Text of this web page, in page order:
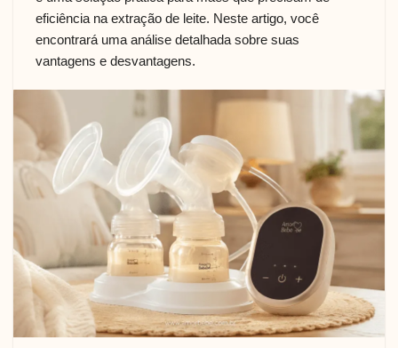
eficiência na extração de leite. Neste artigo, você
encontrará uma análise detalhada sobre suas
vantagens e desvantagens.